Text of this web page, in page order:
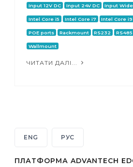
Input 12V DC Input 24V DC Input
Intel Core i5 Intel Core i7 Intel Core i9
POE ports Rackmount RS232 RS485
Wallmount
ЧИТАТИ ДАЛІ...
ENG РУС
ПЛАТФОРМА ADVANTECH